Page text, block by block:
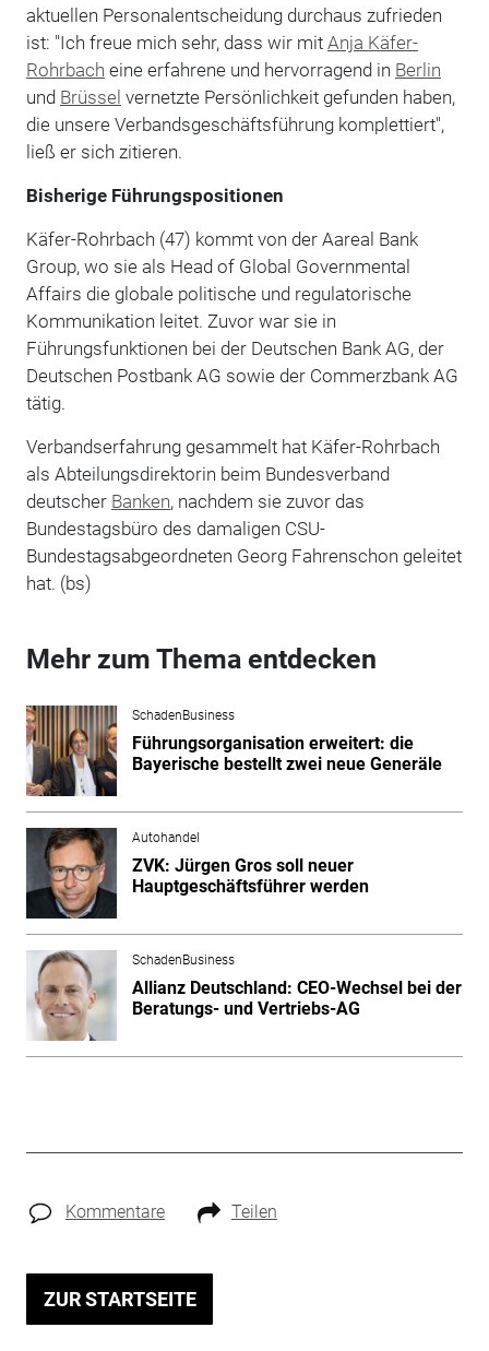
aktuellen Personalentscheidung durchaus zufrieden
ist: "Ich freue mich sehr, dass wir mit Anja Käfer-
Rohrbach eine erfahrene und hervorragend in Berlin
und Brüssel vernetzte Persönlichkeit gefunden haben,
die unsere Verbandsgeschäftsführung komplettiert",
ließ er sich zitieren.
Bisherige Führungspositionen
Käfer-Rohrbach (47) kommt von der Aareal Bank
Group, wo sie als Head of Global Governmental
Affairs die globale politische und regulatorische
Kommunikation leitet. Zuvor war sie in
Führungsfunktionen bei der Deutschen Bank AG, der
Deutschen Postbank AG sowie der Commerzbank AG
tätig.
Verbandserfahrung gesammelt hat Käfer-Rohrbach
als Abteilungsdirektorin beim Bundesverband
deutscher Banken, nachdem sie zuvor das
Bundestagsbüro des damaligen CSU-
Bundestagsabgeordneten Georg Fahrenschon geleitet
hat. (bs)
Mehr zum Thema entdecken
SchadenBusiness
Führungsorganisation erweitert: die
Bayerische bestellt zwei neue Generäle
Autohandel
ZVK: Jürgen Gros soll neuer
Hauptgeschäftsführer werden
SchadenBusiness
Allianz Deutschland: CEO-Wechsel bei der
Beratungs- und Vertriebs-AG
Kommentare Teilen
ZUR STARTSEITE